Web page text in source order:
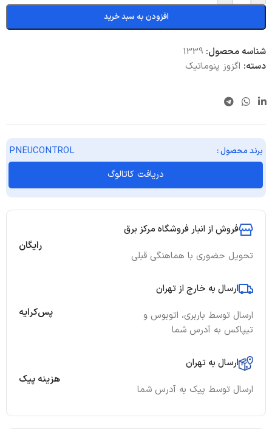
افزودن به سبد خرید
شناسه محصول: 1339
دسته: اگزوز پنوماتیک
برند محصول :
PNEUCONTROL
دریافت کاتالوگ
فروش از انبار فروشگاه مرکز برق
تحویل حضوری با هماهنگی قبلی
رایگان
ارسال به خارج از تهران
ارسال توسط باربری، اتوبوس و
تیپاکس به آدرس شما
پس‌کرایه
ارسال به تهران
ارسال توسط پیک به آدرس شما
هزینه پیک